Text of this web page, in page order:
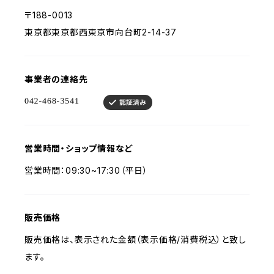
〒188-0013
東京都東京都西東京市向台町2-14-37
事業者の連絡先
営業時間・ショップ情報など
営業時間：09:30~17:30（平日）
販売価格
販売価格は、表示された金額（表示価格/消費税込）と致し
ます。